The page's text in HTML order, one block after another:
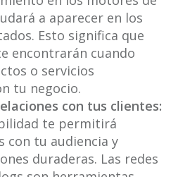
a aparecer en los
Esto significa que
encontrarán cuando
o servicios
tu negocio.
con tus clientes:
te permitirá
con tu audiencia y
duraderas. Las redes